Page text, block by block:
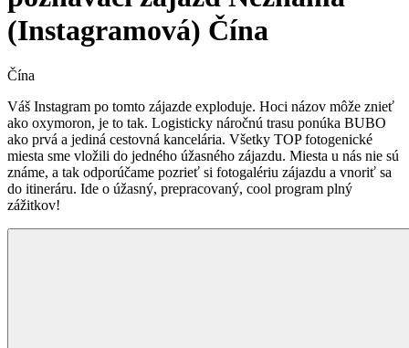
(Instagramová) Čína
Čína
Váš Instagram po tomto zájazde exploduje. Hoci názov môže znieť
ako oxymoron, je to tak. Logisticky náročnú trasu ponúka BUBO
ako prvá a jediná cestovná kancelária. Všetky TOP fotogenické
miesta sme vložili do jedného úžasného zájazdu. Miesta u nás nie sú
známe, a tak odporúčame pozrieť si fotogalériu zájazdu a vnoriť sa
do itineráru. Ide o úžasný, prepracovaný, cool program plný
zážitkov!